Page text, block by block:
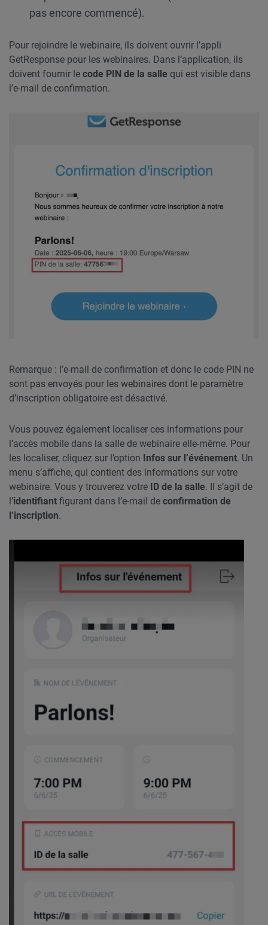
pas encore commencé).
Pour rejoindre le webinaire, ils doivent ouvrir l’appli
GetResponse pour les webinaires. Dans l’application, ils
doivent fournir le code PIN de la salle qui est visible dans
l’e-mail de confirmation.
Remarque : l’e-mail de confirmation et donc le code PIN ne
sont pas envoyés pour les webinaires dont le paramètre
d’inscription obligatoire est désactivé.
Vous pouvez également localiser ces informations pour
l’accès mobile dans la salle de webinaire elle-même. Pour
les localiser, cliquez sur l’option Infos sur l’événement. Un
menu s’affiche, qui contient des informations sur votre
webinaire. Vous y trouverez votre ID de la salle. Il s’agit de
l’identifiant figurant dans l’e-mail de confirmation de
l’inscription.